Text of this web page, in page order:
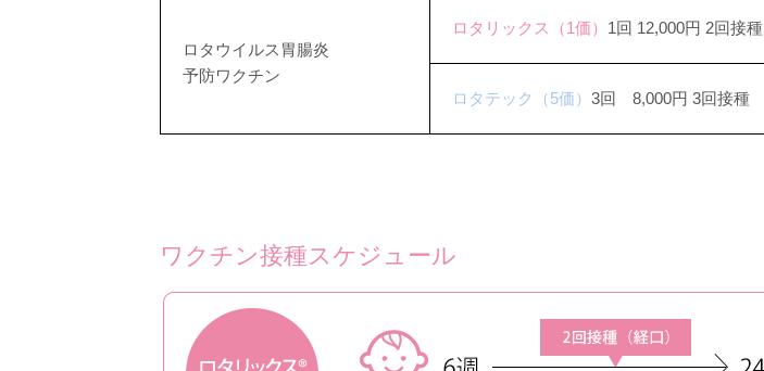
ロタウイルス胃腸炎
予防ワクチン
ロタリックス（1価） 1回 12,000円 2回接種
ロタテック（5価） 3回 8,000円 3回接種
ワクチン接種スケジュール